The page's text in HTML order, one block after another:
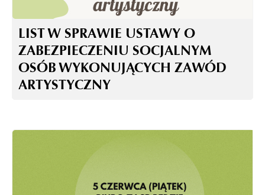
LIST W SPRAWIE USTAWY O
ZABEZPIECZENIU SOCJALNYM
OSÓB WYKONUJĄCYCH ZAWÓD
ARTYSTYCZNY